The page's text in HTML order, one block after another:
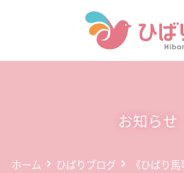
デイサービス(通所介護)
お知らせ
ホーム ひばりブログ 《ひばり